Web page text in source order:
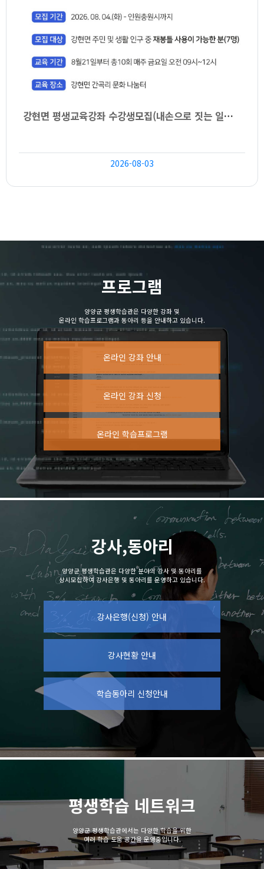
강현면 평생교육강좌 수강생모집(내손으로 짓는 일상복)
2026-08-03
프로그램
양양군 평생학습관은 다양한 강좌 및
온라인 학습프로그램과 동아리 등을 안내하고 있습니다.
온라인 강좌 안내
온라인 강좌 신청
온라인 학습프로그램
강사,동아리
양양군 평생학습관은 다양한 분야의 강사 및 동아리를
상시모집하여 강사은행 및 동아리를 운영하고 있습니다.
강사은행(신청) 안내
강사현황 안내
학습동아리 신청안내
평생학습 네트워크
양양군 평생학습관에서는 다양한 학습을 위한
여러 학습 도움 공간을 운영중입니다.